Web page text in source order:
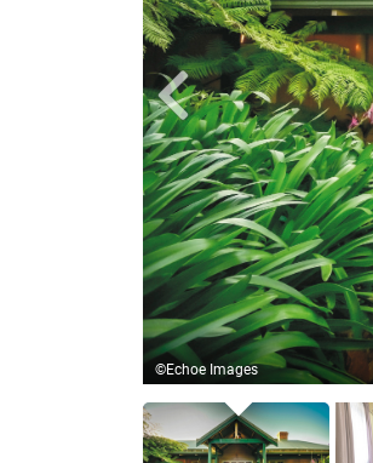
©Echoe Images